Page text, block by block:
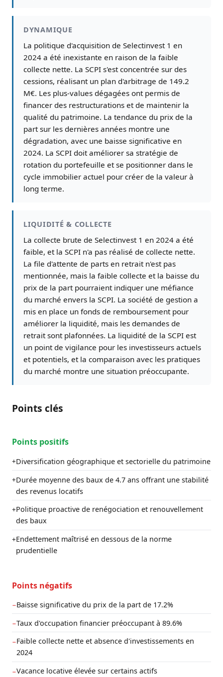
DYNAMIQUE
La politique d'acquisition de Selectinvest 1 en
2024 a été inexistante en raison de la faible
collecte nette. La SCPI s'est concentrée sur des
cessions, réalisant un plan d'arbitrage de 149.2
M€. Les plus-values dégagées ont permis de
financer des restructurations et de maintenir la
qualité du patrimoine. La tendance du prix de la
part sur les dernières années montre une
dégradation, avec une baisse significative en
2024. La SCPI doit améliorer sa stratégie de
rotation du portefeuille et se positionner dans le
cycle immobilier actuel pour créer de la valeur à
long terme.
LIQUIDITÉ & COLLECTE
La collecte brute de Selectinvest 1 en 2024 a été
faible, et la SCPI n'a pas réalisé de collecte nette.
La file d'attente de parts en retrait n'est pas
mentionnée, mais la faible collecte et la baisse du
prix de la part pourraient indiquer une méfiance
du marché envers la SCPI. La société de gestion a
mis en place un fonds de remboursement pour
améliorer la liquidité, mais les demandes de
retrait sont plafonnées. La liquidité de la SCPI est
un point de vigilance pour les investisseurs actuels
et potentiels, et la comparaison avec les pratiques
du marché montre une situation préoccupante.
Points clés
Points positifs
+Diversification géographique et sectorielle du patrimoine
+Durée moyenne des baux de 4.7 ans offrant une stabilité
des revenus locatifs
+Politique proactive de renégociation et renouvellement
des baux
+Endettement maîtrisé en dessous de la norme
prudentielle
Points négatifs
−Baisse significative du prix de la part de 17.2%
−Taux d'occupation financier préoccupant à 89.6%
−Faible collecte nette et absence d'investissements en
2024
−Vacance locative élevée sur certains actifs